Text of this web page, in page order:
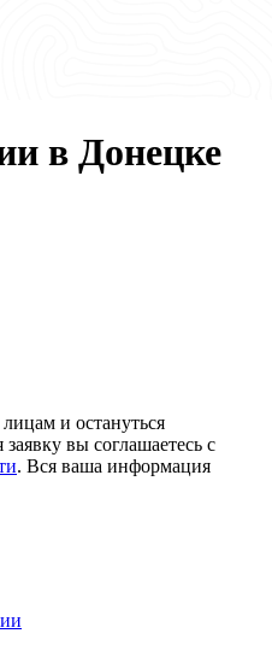
в Донецке
и остануться
вы соглашаетесь с
. Вся ваша информация